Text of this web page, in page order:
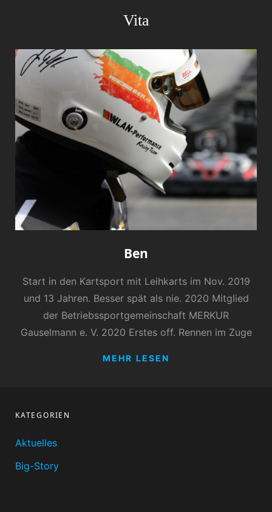
Vita
Ben
Start in den Kartsport mit Leihkarts im Nov. 2019
und 13 Jahren. Besser spät als nie. 2020 Mitglied
der Betriebssportgemeinschaft MERKUR
Gauselmann e. V. 2020 Erstes off. Rennen im Zuge
MEHR LESEN
KATEGORIEN
Aktuelles
Big-Story